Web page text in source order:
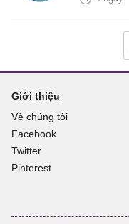
Giới thiệu
Về chúng tôi
Facebook
Twitter
Pinterest